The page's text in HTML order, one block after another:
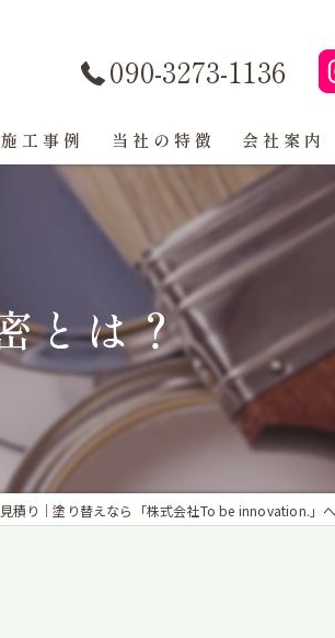
090-3273-1136
施工事例 当社の特徴
戸建て
マンション
防水工事
コーキング
会社案内
よくある質
とは？
積り｜塗り替えなら「株式会社To be innovation.」へ